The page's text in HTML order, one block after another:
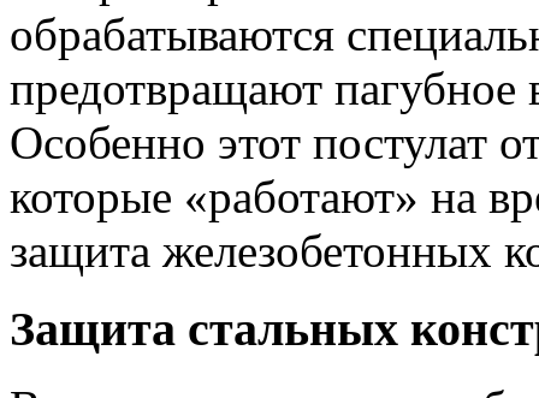
обрабатываются
предотвращают пагубное
Особенно этот постулат
которые «работают» на
защита железобетонных
Защита стальных